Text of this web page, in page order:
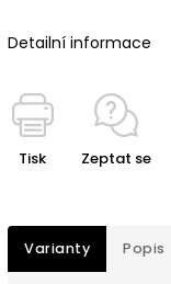
Detailní informace
Tisk Zeptat se
Varianty Popis